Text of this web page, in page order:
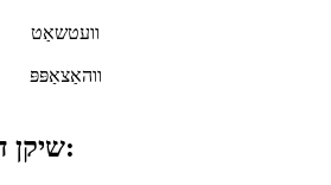
וועטשאַט
ווהאַצאַפּפּ
שיקן דיין אָנזאָג צו אונדז: